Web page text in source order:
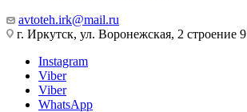
avtoteh.irk@mail.ru
г. Иркутск, ул. Воронежская, 2 строение 9
Instagram
Viber
Viber
WhatsApp